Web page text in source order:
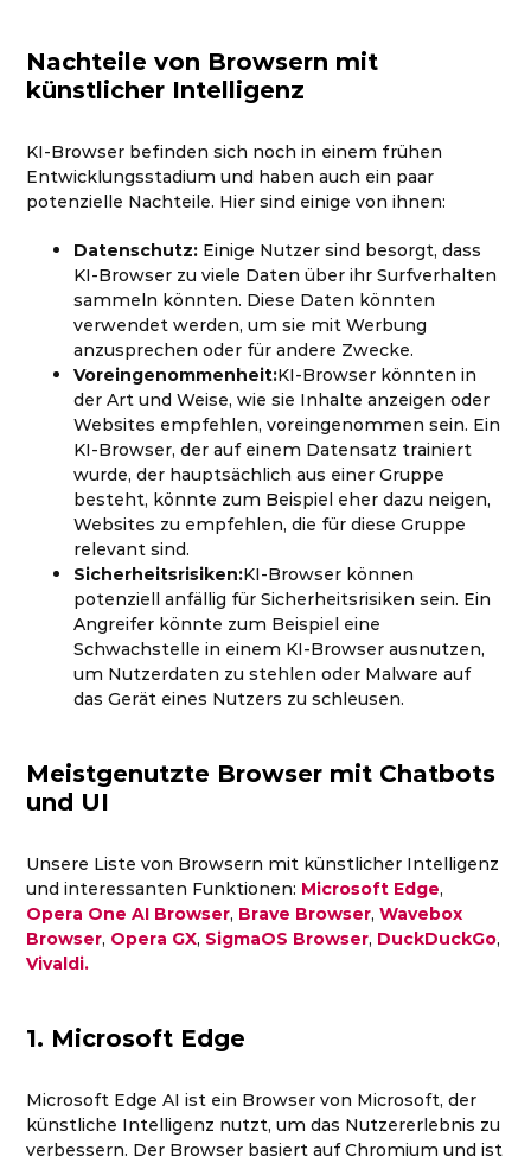
Nachteile von Browsern mit
künstlicher Intelligenz
KI-Browser befinden sich noch in einem frühen
Entwicklungsstadium und haben auch ein paar
potenzielle Nachteile. Hier sind einige von ihnen:
Datenschutz: Einige Nutzer sind besorgt, dass
KI-Browser zu viele Daten über ihr Surfverhalten
sammeln könnten. Diese Daten könnten
verwendet werden, um sie mit Werbung
anzusprechen oder für andere Zwecke.
Voreingenommenheit:KI-Browser könnten in
der Art und Weise, wie sie Inhalte anzeigen oder
Websites empfehlen, voreingenommen sein. Ein
KI-Browser, der auf einem Datensatz trainiert
wurde, der hauptsächlich aus einer Gruppe
besteht, könnte zum Beispiel eher dazu neigen,
Websites zu empfehlen, die für diese Gruppe
relevant sind.
Sicherheitsrisiken:KI-Browser können
potenziell anfällig für Sicherheitsrisiken sein. Ein
Angreifer könnte zum Beispiel eine
Schwachstelle in einem KI-Browser ausnutzen,
um Nutzerdaten zu stehlen oder Malware auf
das Gerät eines Nutzers zu schleusen.
Meistgenutzte Browser mit Chatbots
und UI
Unsere Liste von Browsern mit künstlicher Intelligenz
und interessanten Funktionen: Microsoft Edge,
Opera One AI Browser, Brave Browser,Wavebox
Browser, Opera GX, SigmaOS Browser, DuckDuckGo,
Vivaldi.
1. Microsoft Edge
Microsoft Edge AI ist ein Browser von Microsoft, der
künstliche Intelligenz nutzt, um das Nutzererlebnis zu
verbessern. Der Browser basiert auf Chromium und ist